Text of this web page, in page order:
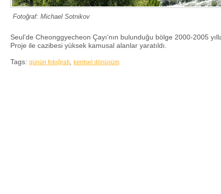
Fotoğraf: Michael Sotnikov
Seul’de Cheonggyecheon Çayı’nın bulunduğu bölge 2000-2005
Proje ile cazibesi yüksek kamusal alanlar yaratıldı.
Tags: günün fotoğrafı, kentsel dönüşüm